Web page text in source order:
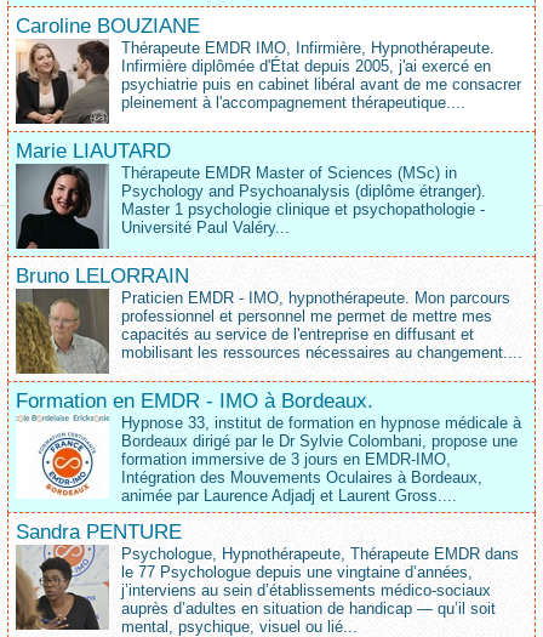
Caroline BOUZIANE
Thérapeute EMDR IMO, Infirmière, Hypnothérapeute.
Infirmière diplômée d'État depuis 2005, j'ai exercé en
psychiatrie puis en cabinet libéral avant de me consacrer
pleinement à l'accompagnement thérapeutique....
Marie LIAUTARD
Thérapeute EMDR Master of Sciences (MSc) in
Psychology and Psychoanalysis (diplôme étranger).
Master 1 psychologie clinique et psychopathologie -
Université Paul Valéry...
Bruno LELORRAIN
Praticien EMDR - IMO, hypnothérapeute. Mon parcours
professionnel et personnel me permet de mettre mes
capacités au service de l'entreprise en diffusant et
mobilisant les ressources nécessaires au changement....
Formation en EMDR - IMO à Bordeaux.
Hypnose 33, institut de formation en hypnose médicale à
Bordeaux dirigé par le Dr Sylvie Colombani, propose une
formation immersive de 3 jours en EMDR-IMO,
Intégration des Mouvements Oculaires à Bordeaux,
animée par Laurence Adjadj et Laurent Gross....
Sandra PENTURE
Psychologue, Hypnothérapeute, Thérapeute EMDR dans
le 77 Psychologue depuis une vingtaine d’années,
j’interviens au sein d’établissements médico‑sociaux
auprès d’adultes en situation de handicap — qu’il soit
mental, psychique, visuel ou lié...